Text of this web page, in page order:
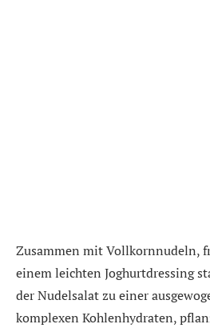
Zusammen mit Vollkornnudeln,
einem leichten Joghurtdressing
der Nudelsalat zu einer
komplexen Kohlenhydraten,